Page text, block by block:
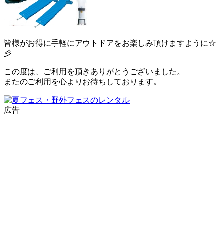
皆様がお得に手軽にアウトドアをお楽しみ頂けますように☆
彡
この度は、ご利用を頂きありがとうございました。
またのご利用を心よりお待ちしております。
広告